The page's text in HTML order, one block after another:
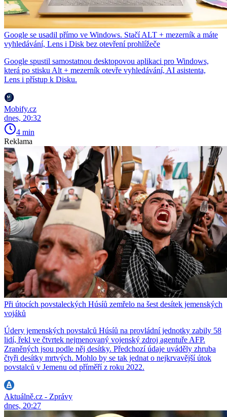
Google se usadil přímo ve Windows. Stačí ALT + mezerník a máte
vyhledávání, Lens i Disk bez otevření prohlížeče
Google spustil samostatnou desktopovou aplikaci pro Windows,
která po stisku Alt + mezerník otevře vyhledávání, AI asistenta,
Lens i přístup k Disku.
Mobify.cz
dnes, 20:32
4 min
Reklama
Při útocích povstaleckých Húsíů zemřelo na šest desítek jemenských
vojáků
Údery jemenských povstalců Húsíů na provládní jednotky zabily 58
lidí, řekl ve čtvrtek nejmenovaný vojenský zdroj agentuře AFP.
Zraněných jsou podle něj desítky. Předchozí údaje uváděly zhruba
čtyři desítky mrtvých. Mohlo by se tak jednat o nejkrvavější útok
povstalců v Jemenu od příměří z roku 2022.
Aktuálně.cz - Zprávy
dnes, 20:27